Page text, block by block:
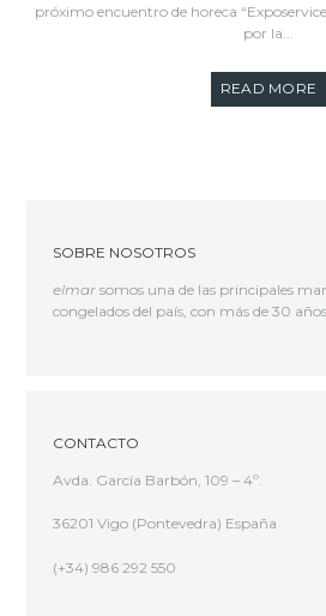
próximo encuentro de horeca
por la...
READ MORE
SOBRE NOSOTROS
elmar somos una de las principales
congelados del país, con más de 30
CONTACTO
Avda. García Barbón, 109 – 4º.
36201 Vigo (Pontevedra) España
(+34) 986 292 550